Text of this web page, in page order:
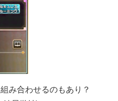
み合わせるのもあり？